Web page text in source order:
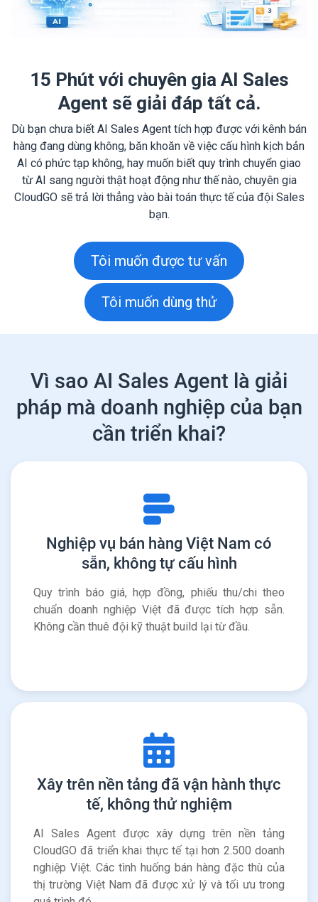
15 Phút với chuyên gia AI Sales
Agent sẽ giải đáp tất cả.
Dù bạn chưa biết AI Sales Agent tích hợp được với kênh bán
hàng đang dùng không, băn khoăn về việc cấu hình kịch bản
AI có phức tạp không, hay muốn biết quy trình chuyển giao
từ AI sang người thật hoạt động như thế nào, chuyên gia
CloudGO sẽ trả lời thẳng vào bài toán thực tế của đội Sales
bạn.
Tôi muốn được tư vấn
Tôi muốn dùng thử
Vì sao AI Sales Agent là giải
pháp mà doanh nghiệp của bạn
cần triển khai?
Nghiệp vụ bán hàng Việt Nam có
sẵn, không tự cấu hình
Quy trình báo giá, hợp đồng, phiếu thu/chi theo
chuẩn doanh nghiệp Việt đã được tích hợp sẵn.
Không cần thuê đội kỹ thuật build lại từ đầu.
Xây trên nền tảng đã vận hành thực
tế, không thử nghiệm
AI Sales Agent được xây dựng trên nền tảng
CloudGO đã triển khai thực tế tại hơn 2.500 doanh
nghiệp Việt. Các tình huống bán hàng đặc thù của
thị trường Việt Nam đã được xử lý và tối ưu trong